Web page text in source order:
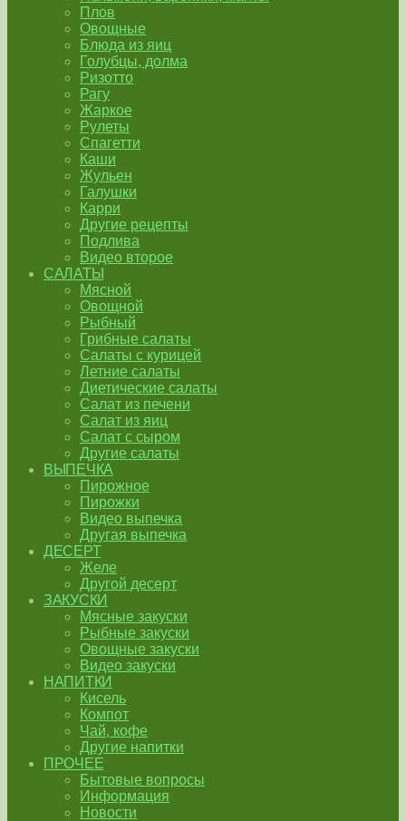
Плов
Овощные
Блюда из яиц
Голубцы, долма
Ризотто
Рагу
Жаркое
Рулеты
Спагетти
Каши
Жульен
Галушки
Карри
Другие рецепты
Подлива
Видео второе
САЛАТЫ
Мясной
Овощной
Рыбный
Грибные салаты
Салаты с курицей
Летние салаты
Диетические салаты
Салат из печени
Салат из яиц
Салат с сыром
Другие салаты
ВЫПЕЧКА
Пирожное
Пирожки
Видео выпечка
Другая выпечка
ДЕСЕРТ
Желе
Другой десерт
ЗАКУСКИ
Мясные закуски
Рыбные закуски
Овощные закуски
Видео закуски
НАПИТКИ
Кисель
Компот
Чай, кофе
Другие напитки
ПРОЧЕЕ
Бытовые вопросы
Информация
Новости